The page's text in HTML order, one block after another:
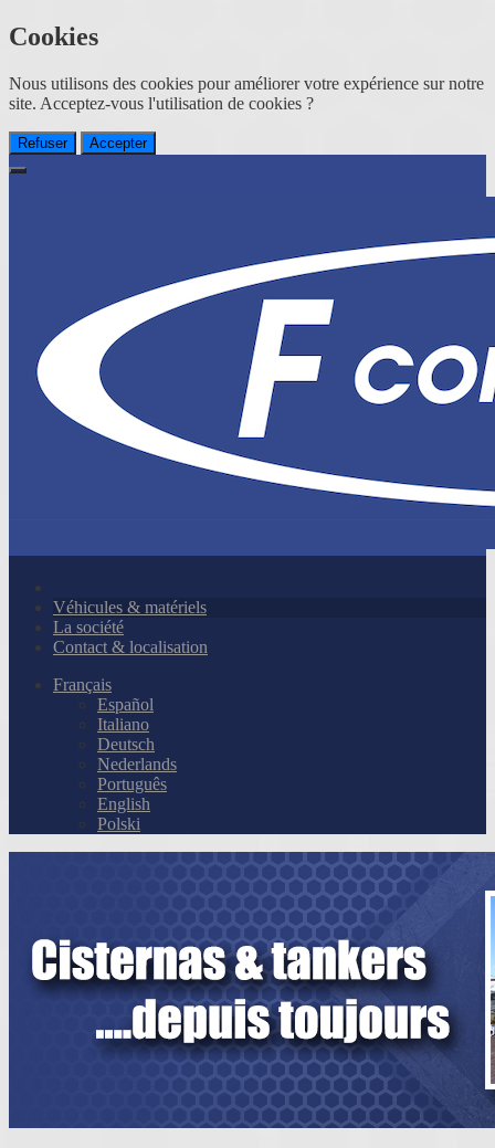
Cookies
Nous utilisons des cookies pour améliorer votre expérience sur notre
site. Acceptez-vous l'utilisation de cookies ?
Refuser Accepter
Véhicules & matériels
La société
Contact & localisation
Français
Español
Italiano
Deutsch
Nederlands
Português
English
Polski